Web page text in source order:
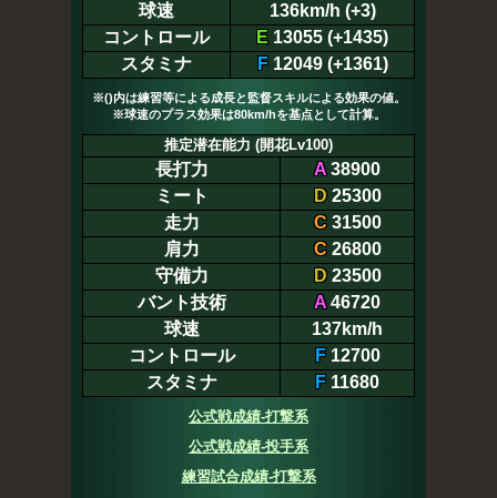
球速
136km/h (+3)
コントロール
E 13055 (+1435)
スタミナ
F12049 (+1361)
※()内は練習等による成長と監督スキルによる効果の値。
※球速のプラス効果は80km/hを基点として計算。
推定潜在能力 (開花Lv100)
長打力 A38900
ミート
D25300
走力
C31500
肩力
C26800
守備力
D23500
バント技術
A46720
球速
137km/h
コントロール
F12700
スタミナ
F 11680
公式戦成績-打撃系
公式戦成績-投手系
練習試合成績-打撃系